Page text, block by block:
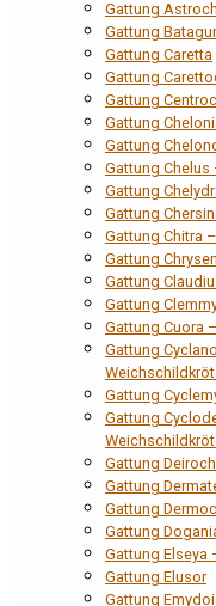
Gattung
Gattung Batagur
Gattung Caretta
Gattung
Gattung
Gattung
Gattung
Gattung Chelus
Gattung
Gattung
Gattung Chitra
Gattung
Gattung
Gattung
Gattung Cuora
Gattung
Gattung
Gattung
Gattung
Gattung
Gattung
Gattung
Gattung Elseya
Gattung Elusor
Gattung